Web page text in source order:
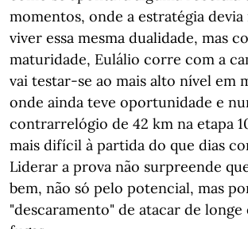
momentos, onde a estratégia devia
viver essa mesma dualidade, mas
maturidade, Eulálio corre com a
vai testar-se ao mais alto nível em
onde ainda teve oportunidade e
contrarrelógio de 42 km na etapa
mais difícil à partida do que dias
Liderar a prova não surpreende
bem, não só pelo potencial, mas
"descaramento" de atacar de